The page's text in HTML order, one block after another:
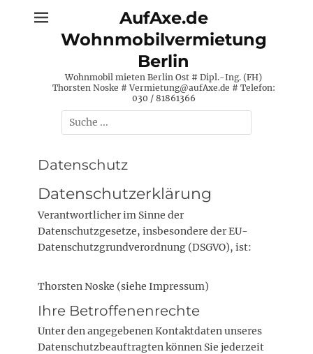
AufAxe.de
Wohnmobilvermietung
Berlin
Wohnmobil mieten Berlin Ost # Dipl.-Ing. (FH)
Thorsten Noske # Vermietung@aufAxe.de # Telefon:
030 / 81861366
Suche
nach:
Datenschutz
Datenschutzerklärung
Verantwortlicher im Sinne der
Datenschutzgesetze, insbesondere der EU-
Datenschutzgrundverordnung (DSGVO), ist:
Thorsten Noske (siehe Impressum)
Ihre Betroffenenrechte
Unter den angegebenen Kontaktdaten unseres
Datenschutzbeauftragten können Sie jederzeit